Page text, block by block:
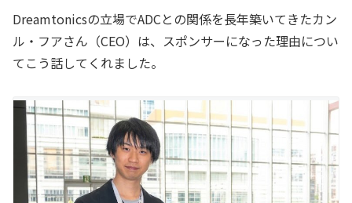
Dreamtonicsの立場でADCとの関係を長年築いてきたカン
ル・フアさん（CEO）は、スポンサーになった理由につい
てこう話してくれました。